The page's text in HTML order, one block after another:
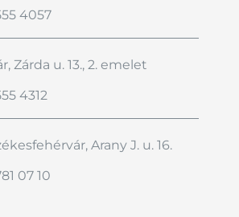
4057
Zárda u. 13., 2. emelet
4312
Arany J. u. 16.
07 10